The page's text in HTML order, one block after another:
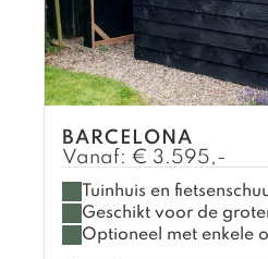
BARCELONA
Vanaf: € 3.595,-
Tuinhuis en
Geschikt voor de
Optioneel met enkele